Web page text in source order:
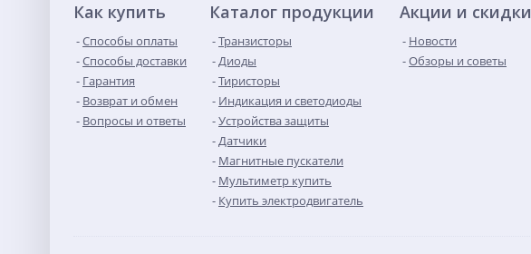
Как купить
Способы оплаты
Способы доставки
Гарантия
Возврат и обмен
Вопросы и ответы
Каталог продукции
Транзисторы
Диоды
Тиристоры
Индикация и светодиоды
Устройства защиты
Датчики
Магнитные пускатели
Мультиметр купить
Купить электродвигатель
Акции и скидки
Новости
Обзоры и советы